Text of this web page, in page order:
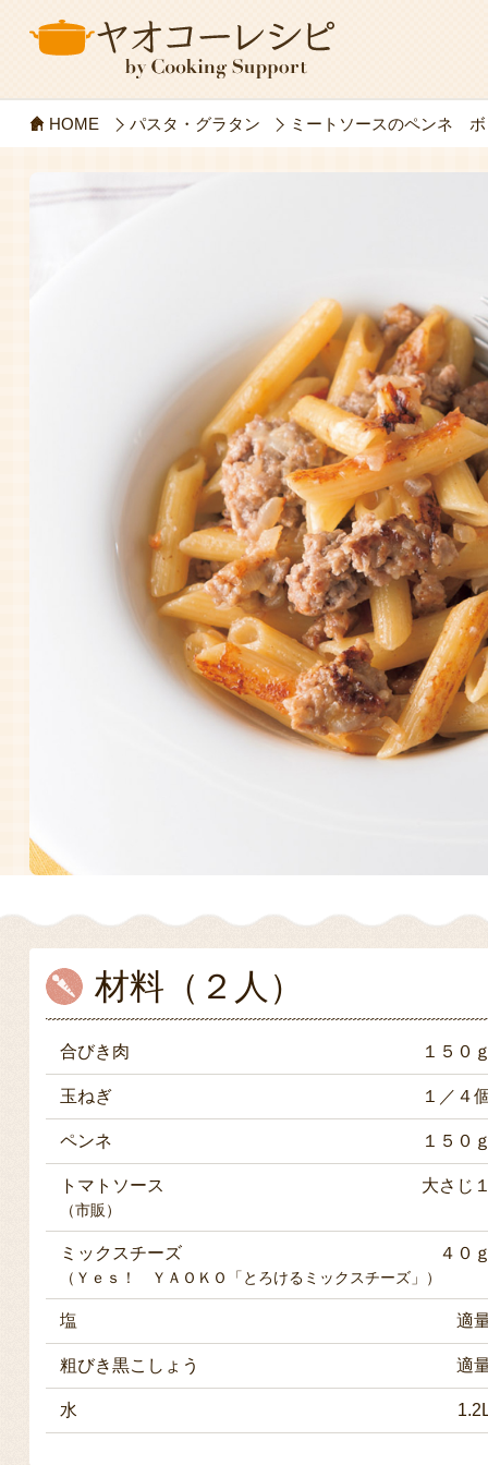
HOME パスタ・グラタン ミートソースのペンネ ボ
材料（２人）
合びき肉 １５０
玉ねぎ １／４
ペンネ １５０
トマトソース 大さじ
（市販）
ミックスチーズ ４０
（Ｙｅｓ！ ＹＡＯＫＯ「とろけるミックスチーズ」）
塩 適
粗びき黒こしょう 適
水